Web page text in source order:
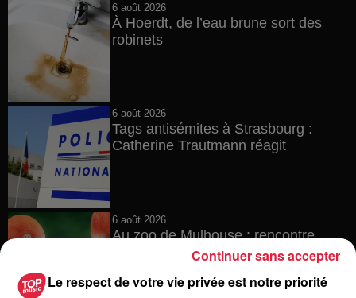
6 août 2026
À Hoerdt, de l’eau brune sort des
robinets
6 août 2026
Tags antisémites à Strasbourg :
Catherine Trautmann réagit
6 août 2026
Au zoo de Mulhouse : rencontre
avec les flamants rouges
Le respect de votre vie privée est notre priorité
Continuer sans accepter